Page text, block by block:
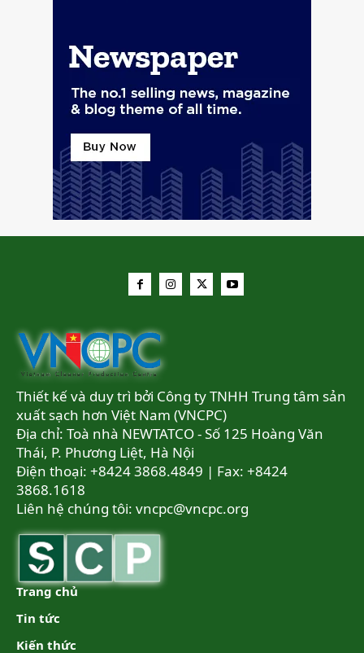
Thiết kế và duy trì bởi Công ty TNHH Trung tâm sản
xuất sạch hơn Việt Nam (VNCPC)
Địa chỉ: Toà nhà NEWTATCO - Số 125 Hoàng Văn
Thái, P. Phương Liệt, Hà Nội
Điện thoại: +8424 3868.4849 | Fax: +8424
3868.1618
Liên hệ chúng tôi: vncpc@vncpc.org
Trang chủ
Tin tức
Kiến thức